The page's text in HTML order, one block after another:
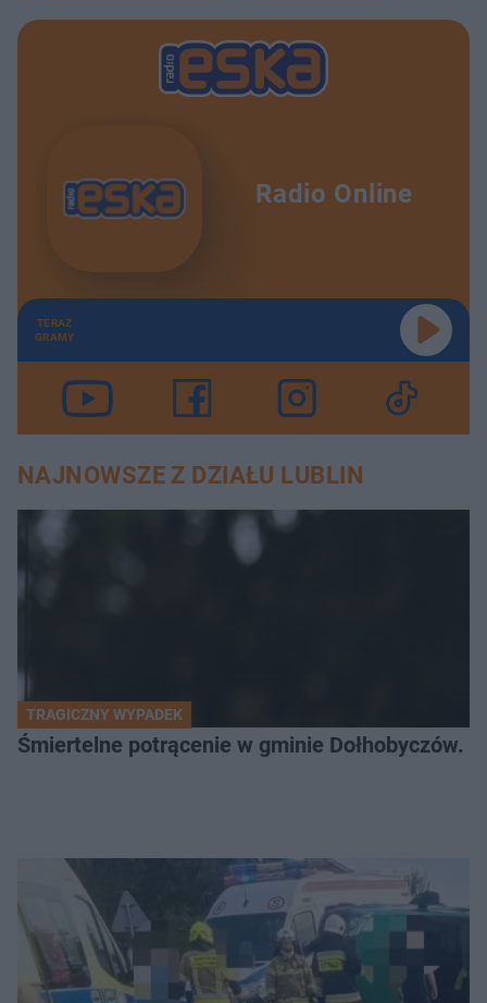
Radio Online
TERAZ
GRAMY
NAJNOWSZE Z DZIAŁU LUBLIN
TRAGICZNY WYPADEK
Śmiertelne potrącenie w gminie Dołhobyczów.